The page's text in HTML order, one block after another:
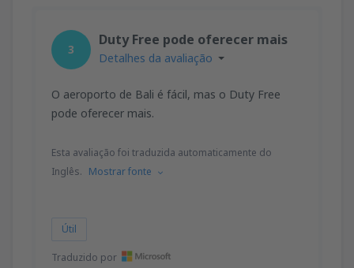
3
Duty Free pode oferecer mais
Detalhes da avaliação
O aeroporto de Bali é fácil, mas o Duty Free
pode oferecer mais.
Esta avaliação foi traduzida automaticamente do
Inglês. Mostrar fonte
Útil
Traduzido por